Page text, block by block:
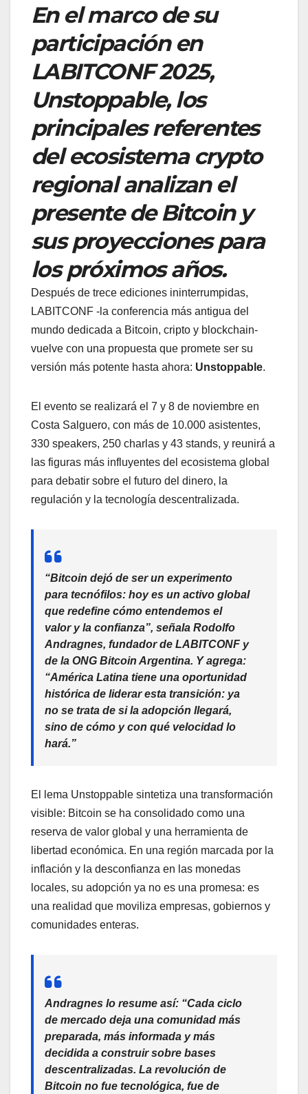
En el marco de su
participación en
LABITCONF 2025,
Unstoppable, los
principales referentes
del ecosistema crypto
regional analizan el
presente de Bitcoin y
sus proyecciones para
los próximos años.
Después de trece ediciones ininterrumpidas,
LABITCONF -la conferencia más antigua del
mundo dedicada a Bitcoin, cripto y blockchain-
vuelve con una propuesta que promete ser su
versión más potente hasta ahora: Unstoppable.
El evento se realizará el 7 y 8 de noviembre en
Costa Salguero, con más de 10.000 asistentes,
330 speakers, 250 charlas y 43 stands, y reunirá a
las figuras más influyentes del ecosistema global
para debatir sobre el futuro del dinero, la
regulación y la tecnología descentralizada.
“Bitcoin dejó de ser un experimento
para tecnófilos: hoy es un activo global
que redefine cómo entendemos el
valor y la confianza”, señala Rodolfo
Andragnes, fundador de LABITCONF y
de la ONG Bitcoin Argentina. Y agrega:
“América Latina tiene una oportunidad
histórica de liderar esta transición: ya
no se trata de si la adopción llegará,
sino de cómo y con qué velocidad lo
hará.”
El lema Unstoppable sintetiza una transformación
visible: Bitcoin se ha consolidado como una
reserva de valor global y una herramienta de
libertad económica. En una región marcada por la
inflación y la desconfianza en las monedas
locales, su adopción ya no es una promesa: es
una realidad que moviliza empresas, gobiernos y
comunidades enteras.
Andragnes lo resume así: “Cada ciclo
de mercado deja una comunidad más
preparada, más informada y más
decidida a construir sobre bases
descentralizadas. La revolución de
Bitcoin no fue tecnológica, fue de